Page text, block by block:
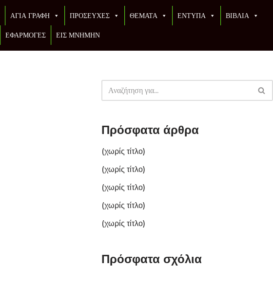
ΑΓΙΑ ΓΡΑΦΗ ΠΡΟΣΕΥΧΕΣ ΘΕΜΑΤΑ ΕΝΤΥΠΑ ΒΙΒΛΙΑ
ΕΦΑΡΜΟΓΕΣ ΕΙΣ ΜΝΗΜΗΝ
Πρόσφατα άρθρα
(χωρίς τίτλο)
(χωρίς τίτλο)
(χωρίς τίτλο)
(χωρίς τίτλο)
(χωρίς τίτλο)
Πρόσφατα σχόλια